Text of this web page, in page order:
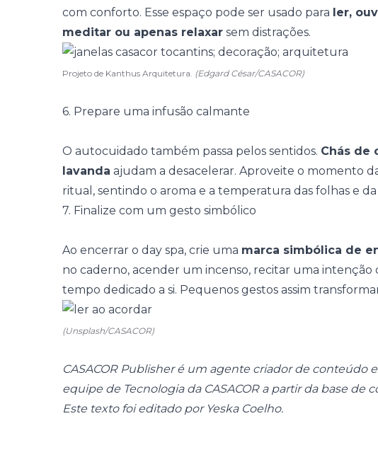
com conforto. Esse espaço pode ser usado para ler,
meditar ou apenas relaxar sem distrações.
Projeto de Kanthus Arquitetura. (Edgard César/CASACOR)
6. Prepare uma infusão calmante
O autocuidado também passa pelos sentidos. Chás de
lavanda ajudam a desacelerar. Aproveite o momento
ritual, sentindo o aroma e a temperatura das folhas e da
7. Finalize com um gesto simbólico
Ao encerrar o day spa, crie uma marca simbólica de
no caderno, acender um incenso, recitar uma
tempo dedicado a si. Pequenos gestos assim
(Unsplash/CASACOR)
CASACOR Publisher é um agente criador de conteúdo
equipe de Tecnologia da CASACOR a partir da base de
Este texto foi editado por Yeska Coelho.